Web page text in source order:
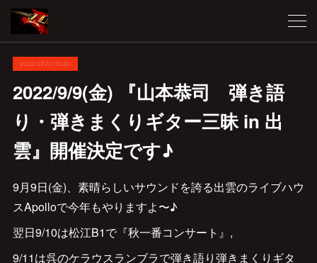
2022.07.20 10:20
2022/9/9(金) 『山本恭司 弾き語
り・弾きまくりギター三昧 in 出
雲』開催決定です♪
9月9日(金)、素晴らしいサウンドを誇る出雲のライブハウ
スApolloで今年もやりますよ〜♪
翌日9/10は松江B1で『秋一番コンサート』,
9/11は呉のケラウスランブラで弾き語り弾きまくりギタ